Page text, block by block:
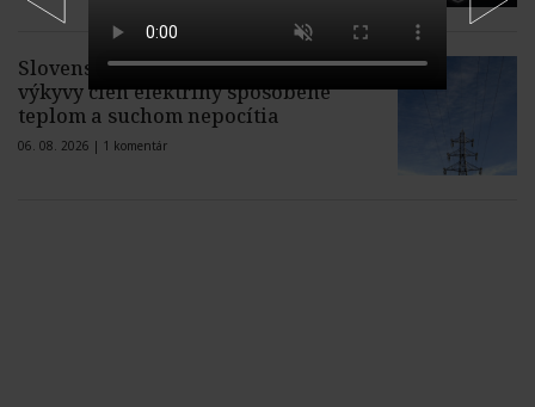
Slovenské domácnosti krátkodobé
výkyvy cien elektriny spôsobené
teplom a suchom nepocítia
06. 08. 2026 | 1 komentár